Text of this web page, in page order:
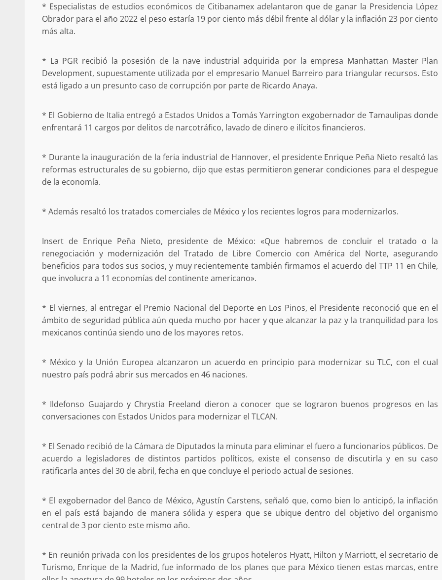
* Especialistas de estudios económicos de Citibanamex adelantaron que de ganar la Presidencia López
Obrador para el año 2022 el peso estaría 19 por ciento más débil frente al dólar y la inflación 23 por ciento
más alta.
* La PGR recibió la posesión de la nave industrial adquirida por la empresa Manhattan Master Plan
Development, supuestamente utilizada por el empresario Manuel Barreiro para triangular recursos. Esto
está ligado a un presunto caso de corrupción por parte de Ricardo Anaya.
* El Gobierno de Italia entregó a Estados Unidos a Tomás Yarrington exgobernador de Tamaulipas donde
enfrentará 11 cargos por delitos de narcotráfico, lavado de dinero e ilícitos financieros.
* Durante la inauguración de la feria industrial de Hannover, el presidente Enrique Peña Nieto resaltó las
reformas estructurales de su gobierno, dijo que estas permitieron generar condiciones para el despegue
de la economía.
* Además resaltó los tratados comerciales de México y los recientes logros para modernizarlos.
Insert de Enrique Peña Nieto, presidente de México: «Que habremos de concluir el tratado o la
renegociación y modernización del Tratado de Libre Comercio con América del Norte, asegurando
beneficios para todos sus socios, y muy recientemente también firmamos el acuerdo del TTP 11 en Chile,
que involucra a 11 economías del continente americano».
* El viernes, al entregar el Premio Nacional del Deporte en Los Pinos, el Presidente reconoció que en el
ámbito de seguridad pública aún queda mucho por hacer y que alcanzar la paz y la tranquilidad para los
mexicanos continúa siendo uno de los mayores retos.
* México y la Unión Europea alcanzaron un acuerdo en principio para modernizar su TLC, con el cual
nuestro país podrá abrir sus mercados en 46 naciones.
* Ildefonso Guajardo y Chrystia Freeland dieron a conocer que se lograron buenos progresos en las
conversaciones con Estados Unidos para modernizar el TLCAN.
* El Senado recibió de la Cámara de Diputados la minuta para eliminar el fuero a funcionarios públicos. De
acuerdo a legisladores de distintos partidos políticos, existe el consenso de discutirla y en su caso
ratificarla antes del 30 de abril, fecha en que concluye el periodo actual de sesiones.
* El exgobernador del Banco de México, Agustín Carstens, señaló que, como bien lo anticipó, la inflación
en el país está bajando de manera sólida y espera que se ubique dentro del objetivo del organismo
central de 3 por ciento este mismo año.
* En reunión privada con los presidentes de los grupos hoteleros Hyatt, Hilton y Marriott, el secretario de
Turismo, Enrique de la Madrid, fue informado de los planes que para México tienen estas marcas, entre
SE BUSCA A RECIÉN NACIDA.
admin 17 octubre 2024
delito de pederastia cometido en la
región del Istmo de Tehuantepec
admin
Policía Municipal frustra robo con
Abasto
Mazatlán